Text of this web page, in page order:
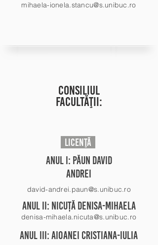
mihaela-ionela.stancu@s.unibuc.ro
consiliul
facultăţii:
licenţă
anul i: PĂUN dAVID
ANDREI
david-andrei.paun@s.unibuc.ro
anul iI: Nicuță denisa-mihaela
denisa-mihaela.nicuta@s.unibuc.ro
anul iII: AIOAnei cristiana-iulia